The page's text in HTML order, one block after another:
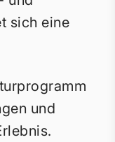
sich eine
und